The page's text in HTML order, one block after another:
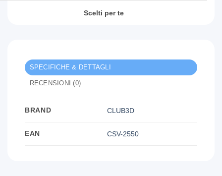
Scelti per te
SPECIFICHE & DETTAGLI
RECENSIONI (0)
BRAND CLUB3D
EAN CSV-2550